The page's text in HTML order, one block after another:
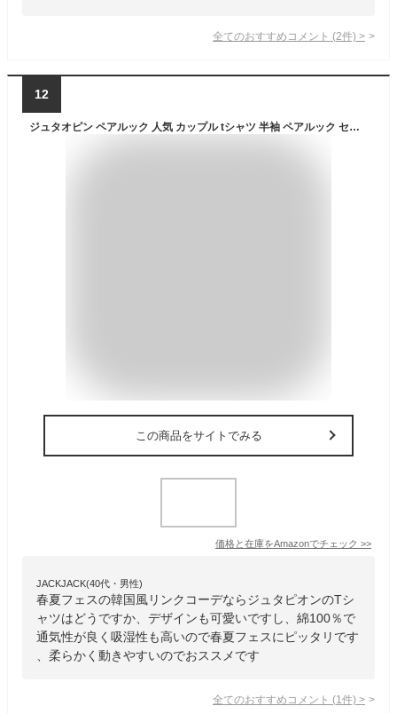
全てのおすすめコメント (2件) >
12
ジュタオピン ペアルック 人気 カップル tシャツ 半袖 ペアルック セット 韓国 tシャツ メンズ レディース ブランド tシャツ 秋 夏 オシャレ 長袖 ペアルック レディース 夏服 おしゃれ ペア服 カップル tシャツ ブランド 人気 韓国 半袖 大きいサイズ tシャツ ペア 服 カップル tシャツお揃い セット コーデ 春 おそろい 半袖 mka1594b-BK-B-2XL
この商品をサイトでみる
価格と在庫をAmazonでチェック >>
JACKJACK(40代・男性)
春夏フェスの韓国風リンクコーデならジュタピオンのTシ
ャツはどうですか、デザインも可愛いですし、綿100％で
通気性が良く吸湿性も高いので春夏フェスにピッタリです
、柔らかく動きやすいのでおススメです
全てのおすすめコメント (1 件) >